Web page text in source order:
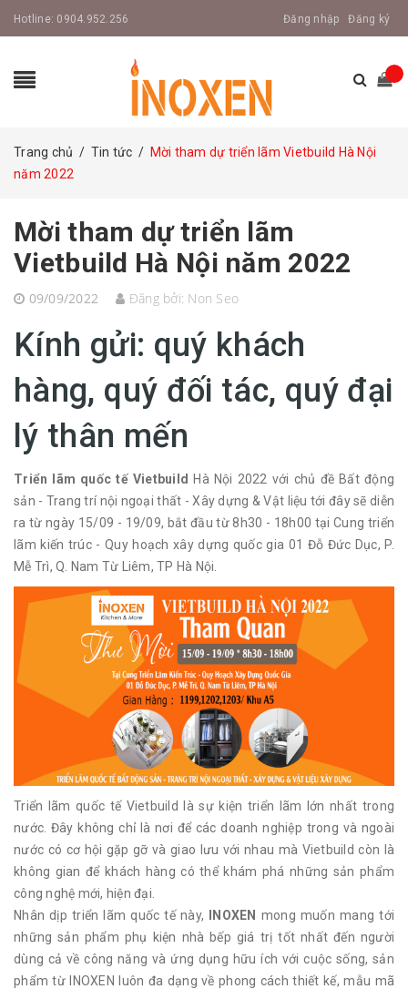
Hotline: 0904.952.256 Đăng nhập Đăng ký
Trang chủ / Tin tức / Mời tham dự triển lãm Vietbuild Hà Nội
năm 2022
Mời tham dự triển lãm
Vietbuild Hà Nội năm 2022
09/09/2022 Đăng bởi: Non Seo
Kính gửi: quý khách
hàng, quý đối tác, quý đại
lý thân mến
Triển lãm quốc tế Vietbuild
Hà Nội 2022 với chủ đề Bất động
sản - Trang trí nội ngoại thất - Xây dựng & Vật liệu tới đây sẽ diễn
ra từ ngày 15/09 - 19/09, bắt đầu từ 8h30 - 18h00 tại Cung triển
lãm kiến trúc - Quy hoạch xây dựng quốc gia 01 Đỗ Đức Dục, P.
Mễ Trì, Q. Nam Từ Liêm, TP Hà Nội.
Triển lãm quốc tế Vietbuild là sự kiện triển lãm lớn nhất trong
nước. Đây không chỉ là nơi để các doanh nghiệp trong và ngoài
nước có cơ hội gặp gỡ và giao lưu với nhau mà Vietbuild còn là
không gian để khách hàng có thể khám phá những sản phẩm
công nghệ mới, hiện đại.
Nhân dịp triển lãm quốc tế này,
INOXEN mong muốn mang tới
những sản phẩm phụ kiện nhà bếp giá trị tốt nhất đến người
dùng cả về công năng và ứng dụng hữu ích với cuộc sống, sản
phẩm từ INOXEN luôn đa dạng về phong cách thiết kế, mẫu mã